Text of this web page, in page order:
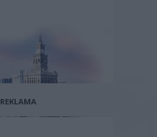
REKLAMA